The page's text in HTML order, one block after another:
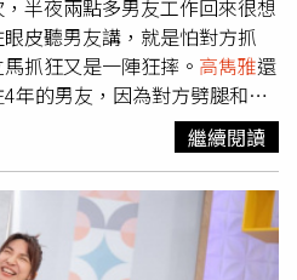
半夜兩點多男友工作回來很想
皮聽男友講，就是怕對方抓
抓狂又是一陣狂摔。 高雋雅還
年的男友，因為對方劈腿和她
家裡，向她阿嬤下跪希望能挽
到恐怖情人拿愛犬恐嚇她。
位來賓愛雅則透露某一任男友
怕行徑，那時候愛雅剛出道穿得
妳穿這樣出去工作不會讓爸媽
雅的工作，但到後來工作內
繼續閱讀